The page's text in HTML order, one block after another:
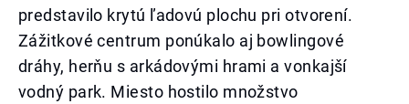
predstavilo krytú ľadovú plochu pri otvorení.
Zážitkové centrum ponúkalo aj bowlingové
dráhy, herňu s arkádovými hrami a vonkajší
vodný park. Miesto hostilo množstvo